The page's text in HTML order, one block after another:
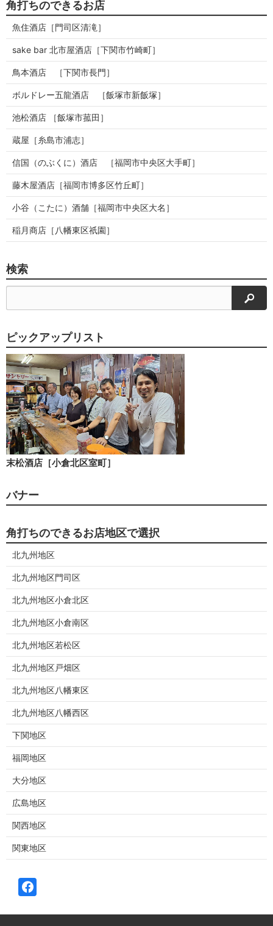
角打ちのできるお店
魚住酒店［門司区清滝］
sake bar 北市屋酒店［下関市竹崎町］
鳥本酒店 ［下関市長門］
ボルドレー五龍酒店 ［飯塚市新飯塚］
池松酒店 ［飯塚市菰田］
蔵屋［糸島市浦志］
信国（のぶくに）酒店 ［福岡市中央区大手町］
藤木屋酒店［福岡市博多区竹丘町］
小谷（こたに）酒舗［福岡市中央区大名］
稲月商店［八幡東区祇園］
検索
検索
ピックアップリスト
末松酒店［小倉北区室町］
バナー
角打ちのできるお店地区で選択
北九州地区
北九州地区門司区
北九州地区小倉北区
北九州地区小倉南区
北九州地区若松区
北九州地区戸畑区
北九州地区八幡東区
北九州地区八幡西区
下関地区
福岡地区
大分地区
広島地区
関西地区
関東地区